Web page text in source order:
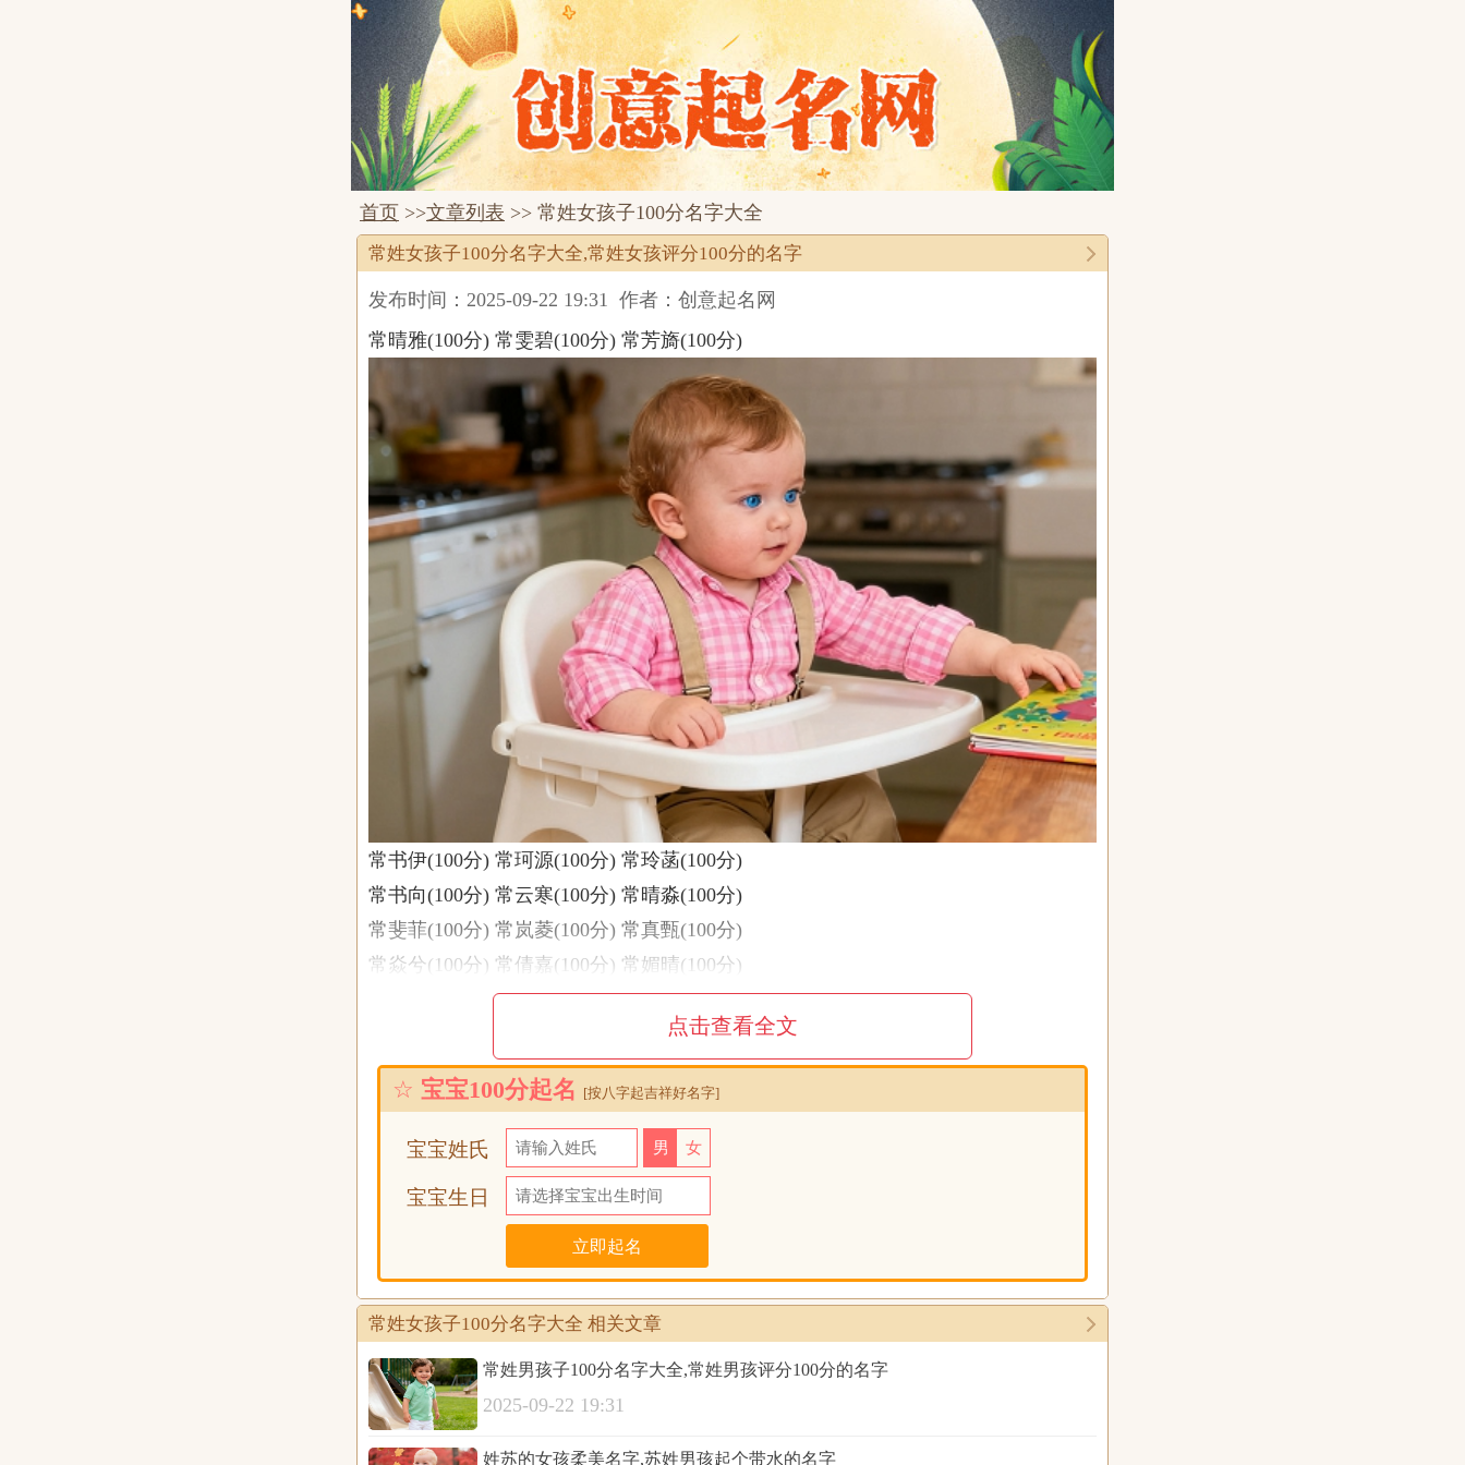
首页 >>文章列表 >> 常姓女孩子100分名字大全
常姓女孩子100分名字大全,常姓女孩评分100分的名字
发布时间：2025-09-22 19:31 作者：创意起名网
常晴雅(100分) 常雯碧(100分) 常芳旖(100分)
常书伊(100分) 常珂源(100分) 常玲菡(100分)
常书向(100分) 常云寒(100分) 常晴淼(100分)
常斐菲(100分) 常岚菱(100分) 常真甄(100分)
常焱兮(100分) 常倩嘉(100分) 常媚晴(100分)
常舒梦(100分) 常芙菱(100分) 常倩萍(100分)
常玲箐(100分) 常素菲(100分) 常芬竹(100分)
常斐惠(100分) 常惠嫣(100分) 常媛菲(100分)
常芸菡(100分) 常絮心(100分) 常芝冰(100分)
常雯菊(100分) 常雁云(100分) 常媛瑛(100分)
常曦予(100分) 常桃仙(100分) 常晴心(100分)
常雁萍(100分) 常花萍(100分) 常檬丹(100分)
常晴丹(100分) 常清淇(100分) 常媛茜(100分)
常晶梦(100分) 常素翡(100分) 常珂伊(100分)
常茹菱(100分) 常婷文(100分) 常清媛(100分)
常娱绮(100分) 常蓝伊(100分) 常格溪(100分)
常婷媛(100分) 常媛凤(100分) 常倩菡(100分)
常雅绮(100分) 常晴清(100分) 常淇涵(100分)
常花好(100分) 常云絮(100分) 常雁瑜(100分)
点击查看全文
☆ 宝宝100分起名 [按八字起吉祥好名字]
宝宝姓氏 男 女
宝宝生日
常姓女孩子100分名字大全 相关文章
常姓男孩子100分名字大全,常姓男孩评分100分的名字
2025-09-22 19:31
姓苏的女孩柔美名字,苏姓男孩起个带水的名字